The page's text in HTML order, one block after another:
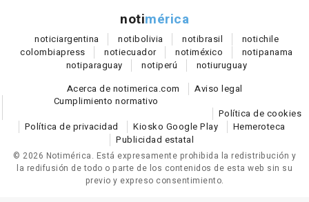
notimérica
noticiargentina notibolivia notibrasil notichile
colombiapress notiecuador notiméxico notipanama
notiparaguay notiperú notiuruguay
Acerca de notimerica.com
Aviso legal
Cumplimiento normativo
Política de cookies
Política de privacidad
Kiosko Google Play
Hemeroteca
Publicidad estatal
© 2026 Notimérica. Está expresamente prohibida la redistribución y
la redifusión de todo o parte de los contenidos de esta web sin su
previo y expreso consentimiento.